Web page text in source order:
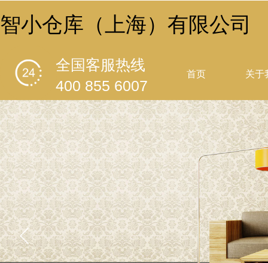
全国客服热线
400 855 6007
智小仓库（上海）有限公司
首页 关于